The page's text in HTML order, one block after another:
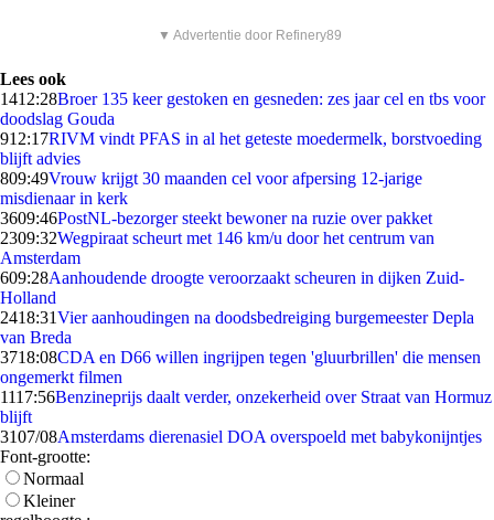
▼ Advertentie door Refinery89
Lees ook
1412:28Broer 135 keer gestoken en gesneden: zes jaar cel en tbs voor
doodslag Gouda
912:17RIVM vindt PFAS in al het geteste moedermelk, borstvoeding
blijft advies
809:49Vrouw krijgt 30 maanden cel voor afpersing 12-jarige
misdienaar in kerk
3609:46PostNL-bezorger steekt bewoner na ruzie over pakket
2309:32Wegpiraat scheurt met 146 km/u door het centrum van
Amsterdam
609:28Aanhoudende droogte veroorzaakt scheuren in dijken Zuid-
Holland
2418:31Vier aanhoudingen na doodsbedreiging burgemeester Depla
van Breda
3718:08CDA en D66 willen ingrijpen tegen 'gluurbrillen' die mensen
ongemerkt filmen
1117:56Benzineprijs daalt verder, onzekerheid over Straat van Hormuz
blijft
3107/08Amsterdams dierenasiel DOA overspoeld met babykonijntjes
Font-grootte:
Normaal
Kleiner